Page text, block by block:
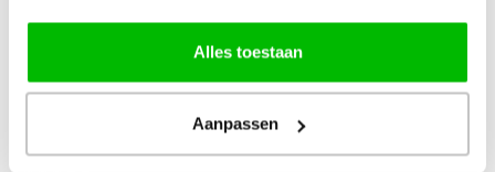
Alles toestaan
Aanpassen
BEOORDELINGEN